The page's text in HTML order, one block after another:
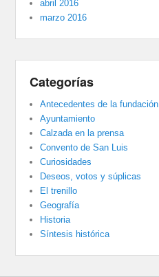
abril 2016
marzo 2016
Categorías
Antecedentes de la fundación
Ayuntamiento
Calzada en la prensa
Convento de San Luis
Curiosidades
Deseos, votos y súplicas
El trenillo
Geografía
Historia
Síntesis histórica